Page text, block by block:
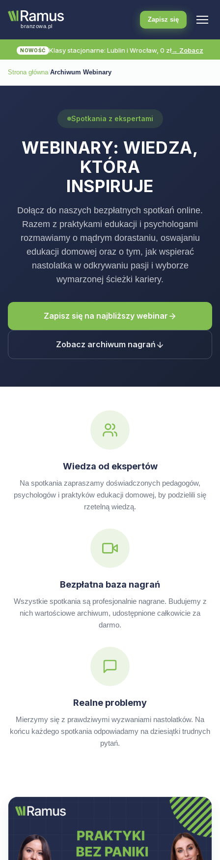
Zapisz się
NOWOŚĆ Klasy stacjonarne: Lublin i Wrocław, 0 zł→ Zobacz
Strona główna/Archiwum Webinary
Spotkania z ekspertami
WEBINARY: WIEDZA,
KTÓRA
INSPIRUJE
Dołącz do naszych bezpłatnych spotkań online.
Razem z praktykami edukacji i psychologami
rozmawiamy o mądrym dorastaniu, oswajaniu
edukacji domowej oraz o tym, jak wspierać
nastolatka w odkrywaniu pasji i wyborze
wymarzonej ścieżki kariery.
Zapisz się na najbliższy webinar
Zobacz archiwum nagrań
Wiedza od ekspertów
Na spotkania zapraszamy doświadczonych pedagogów,
psychologów i praktyków edukacji domowej, by podzielili się
rzetelną wiedzą.
Bezpłatna baza nagrań
Wszystkie spotkania są profesjonalnie nagrane. Budujemy z
nich wartościowe archiwum, udostępnione całkowicie za
darmo.
Realne problemy
Mierzymy się z prawdziwymi wyzwaniami nastolatków. Na
końcu każdego spotkania odpowiadamy na dziesiątki trudnych
pytań.